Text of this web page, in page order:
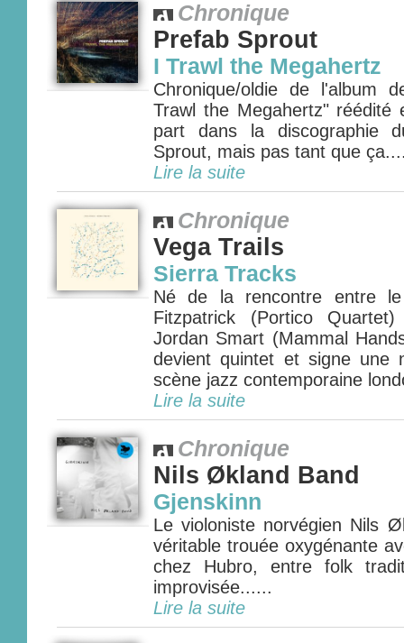
Chronique
Prefab Sprout
I Trawl the Megahertz
Chronique/oldie de l'album
Trawl the Megahertz" réédité
part dans la discographie
Sprout, mais pas tant que
Lire la suite
Chronique
Vega Trails
Sierra Tracks
Né de la rencontre entre le
Fitzpatrick (Portico
Jordan Smart (Mammal
devient quintet et signe une
scène jazz contemporaine
Lire la suite
Chronique
Nils Økland Band
Gjenskinn
Le violoniste norvégien Nils
véritable trouée oxygénante
chez Hubro, entre folk
improvisée......
Lire la suite